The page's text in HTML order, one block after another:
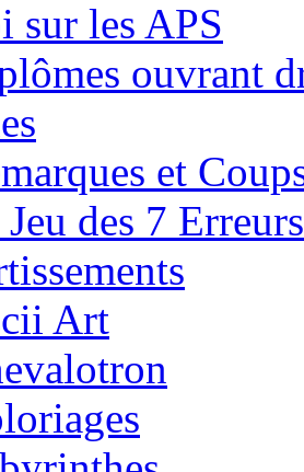
sur les APS
ouvrant
et
des 7 Erreurs
Art